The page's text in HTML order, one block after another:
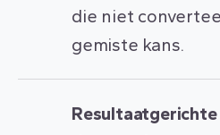
die niet
gemiste kans.